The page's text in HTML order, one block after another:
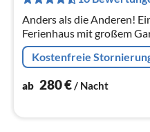
Anders als die Anderen!
Ferienhaus mit großem
Urlaub, Familienfeier,
Kostenfreie
ab 280€/ Nacht